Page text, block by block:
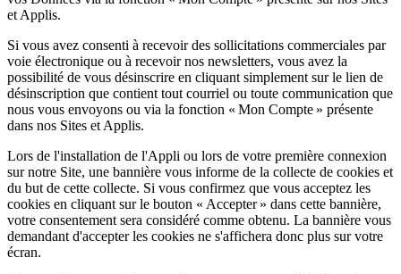
et Applis.
Si vous avez consenti à recevoir des sollicitations commerciales par
voie électronique ou à recevoir nos newsletters, vous avez la
possibilité de vous désinscrire en cliquant simplement sur le lien de
désinscription que contient tout courriel ou toute communication que
nous vous envoyons ou via la fonction « Mon Compte » présente
dans nos Sites et Applis.
Lors de l'installation de l'Appli ou lors de votre première connexion
sur notre Site, une bannière vous informe de la collecte de cookies et
du but de cette collecte. Si vous confirmez que vous acceptez les
cookies en cliquant sur le bouton « Accepter » dans cette bannière,
votre consentement sera considéré comme obtenu. La bannière vous
demandant d'accepter les cookies ne s'affichera donc plus sur votre
écran.